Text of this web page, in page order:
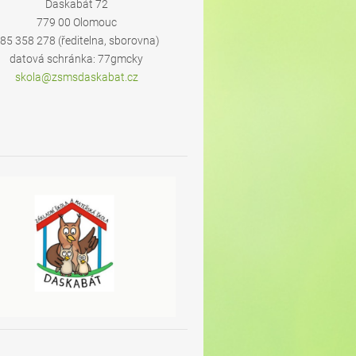
Daskabát 72
779 00 Olomouc
358 278 (ředitelna, sborovna)
datová schránka: 77gmcky
skola@zsmsdaskabat.cz